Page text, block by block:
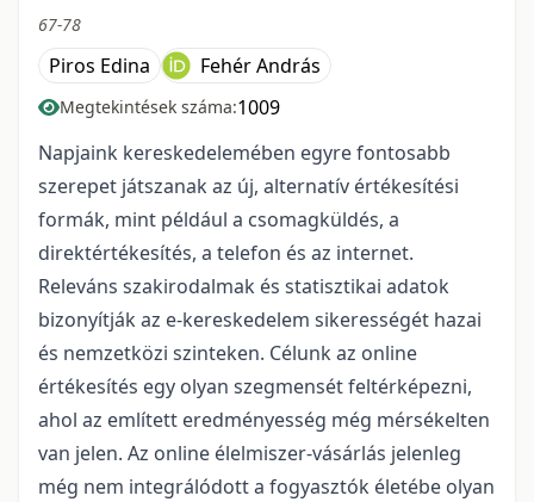
67-78
Piros Edina Fehér András
Megtekintések száma:1009
Napjaink kereskedelemében egyre fontosabb
szerepet játszanak az új, alternatív értékesítési
formák, mint például a csomagküldés, a
direktértékesítés, a telefon és az internet.
Releváns szakirodalmak és statisztikai adatok
bizonyítják az e-kereskedelem sikerességét hazai
és nemzetközi szinteken. Célunk az online
értékesítés egy olyan szegmensét feltérképezni,
ahol az említett eredményesség még mérsékelten
van jelen. Az online élelmiszer-vásárlás jelenleg
még nem integrálódott a fogyasztók életébe olyan